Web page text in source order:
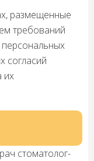
размещенные
требований
согласий
их
стоматолог-